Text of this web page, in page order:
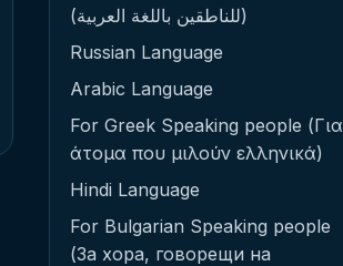
(للناطقين باللغة العربية)
Russian Language
Arabic Language
For Greek Speaking people (Για
άτομα που μιλούν ελληνικά)
Hindi Language
For Bulgarian Speaking people
(За хора, говорещи на